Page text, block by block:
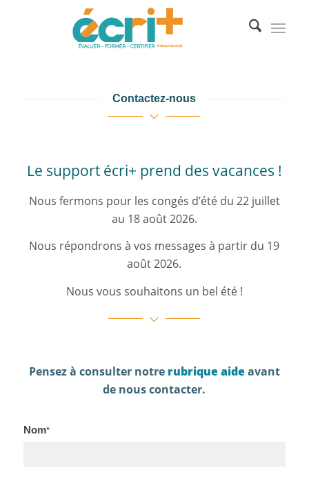
Contactez-nous
Le support écri+ prend des vacances !
Nous fermons pour les congés d’été du 22 juillet
au 18 août 2026.
Nous répondrons à vos messages à partir du 19
août 2026.
Nous vous souhaitons un bel été !
Pensez à consulter notrerubrique aideavant
de nous contacter.
Contact
Nom*